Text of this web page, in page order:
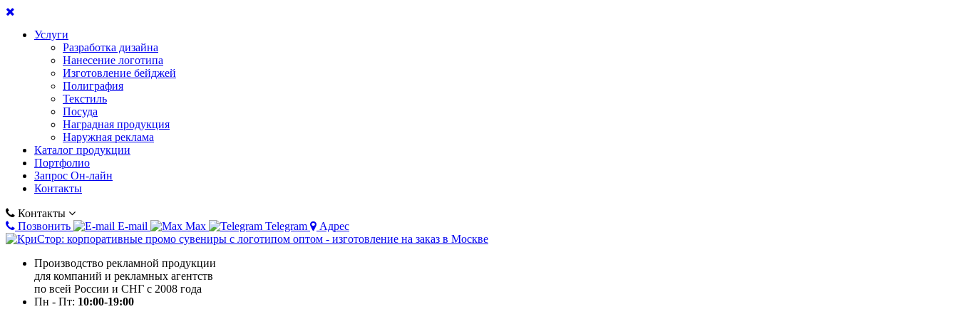
Услуги
Разработка дизайна
Нанесение логотипа
Изготовление бейджей
Полиграфия
Текстиль
Посуда
Наградная продукция
Наружная реклама
Каталог продукции
Портфолио
Запрос Он-лайн
Контакты
Контакты
Позвонить
E-mail Max Telegram Адрес
Производство рекламной продукции
для компаний и рекламных агентств
по всей России и СНГ с 2008 года
Пн - Пт: 10:00-19:00